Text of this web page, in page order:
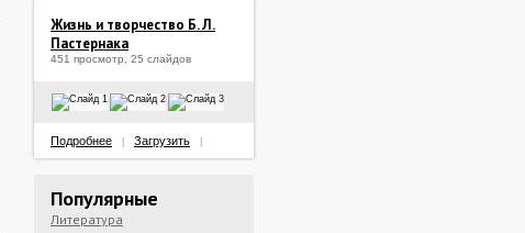
Жизнь и творчество Б. Л.
Пастернака
451 просмотр, 25 слайдов
Подробнее Загрузить
Популярные
Литература